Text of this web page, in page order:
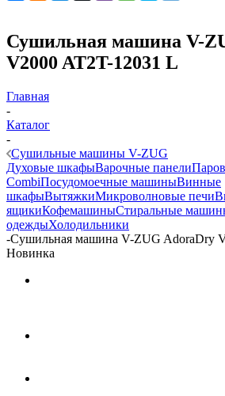
Сушильная машина V-
V2000 AT2T-12031 L
Главная
-
Каталог
-
Сушильные машины V-ZUG
Духовые шкафыВарочные панели
CombiПосудомоечные машиныВинные
шкафыВытяжкиМикроволновые печи
ящикиКофемашиныСтиральные
одеждыХолодильники
-Сушильная машина V-ZUG AdoraDry
Новинка